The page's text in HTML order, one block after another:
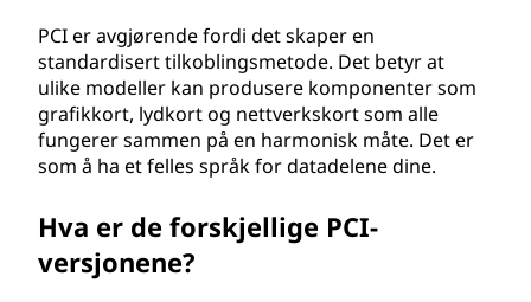
PCI er avgjørende fordi det skaper en
standardisert tilkoblingsmetode. Det betyr at
ulike modeller kan produsere komponenter som
grafikkort, lydkort og nettverkskort som alle
fungerer sammen på en harmonisk måte. Det er
som å ha et felles språk for datadelene dine.
Hva er de forskjellige PCI-
versjonene?